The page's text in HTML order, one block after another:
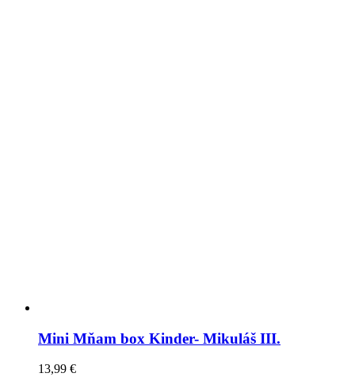
Mini Mňam box Kinder- Mikuláš III.
13,99 €